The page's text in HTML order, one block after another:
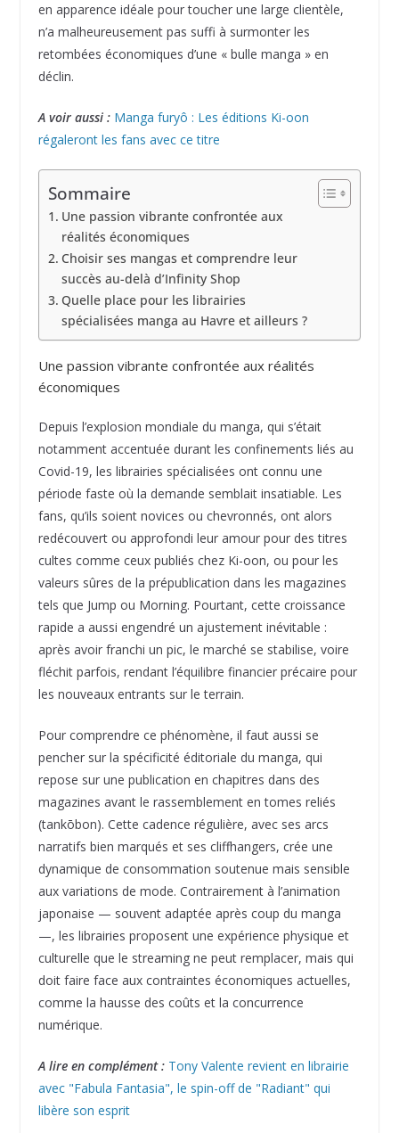
en apparence idéale pour toucher une large clientèle,
n’a malheureusement pas suffi à surmonter les
retombées économiques d’une « bulle manga » en
déclin.
A voir aussi : Manga furyô : Les éditions Ki-oon
régaleront les fans avec ce titre
Sommaire
Une passion vibrante confrontée aux
réalités économiques
Choisir ses mangas et comprendre leur
succès au-delà d’Infinity Shop
Quelle place pour les librairies
spécialisées manga au Havre et ailleurs ?
Une passion vibrante confrontée aux réalités
économiques
Depuis l’explosion mondiale du manga, qui s’était
notamment accentuée durant les confinements liés au
Covid-19, les librairies spécialisées ont connu une
période faste où la demande semblait insatiable. Les
fans, qu’ils soient novices ou chevronnés, ont alors
redécouvert ou approfondi leur amour pour des titres
cultes comme ceux publiés chez Ki-oon, ou pour les
valeurs sûres de la prépublication dans les magazines
tels que Jump ou Morning. Pourtant, cette croissance
rapide a aussi engendré un ajustement inévitable :
après avoir franchi un pic, le marché se stabilise, voire
fléchit parfois, rendant l’équilibre financier précaire pour
les nouveaux entrants sur le terrain.
Pour comprendre ce phénomène, il faut aussi se
pencher sur la spécificité éditoriale du manga, qui
repose sur une publication en chapitres dans des
magazines avant le rassemblement en tomes reliés
(tankōbon). Cette cadence régulière, avec ses arcs
narratifs bien marqués et ses cliffhangers, crée une
dynamique de consommation soutenue mais sensible
aux variations de mode. Contrairement à l’animation
japonaise — souvent adaptée après coup du manga
—, les librairies proposent une expérience physique et
culturelle que le streaming ne peut remplacer, mais qui
doit faire face aux contraintes économiques actuelles,
comme la hausse des coûts et la concurrence
numérique.
A lire en complément : Tony Valente revient en librairie
avec "Fabula Fantasia", le spin-off de "Radiant" qui
libère son esprit